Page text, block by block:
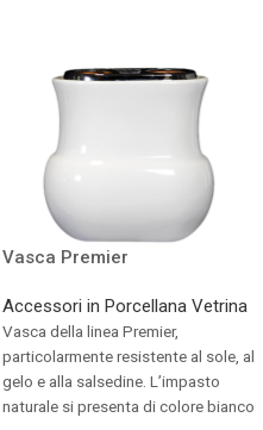
Vasca Premier
Accessori in Porcellana Vetrina
Vasca della linea Premier,
particolarmente resistente al sole, al
gelo e alla salsedine. L’impasto
naturale si presenta di colore bianco